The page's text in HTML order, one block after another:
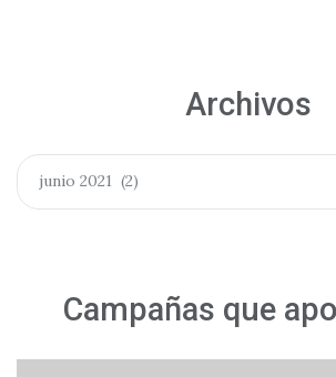
Archivos
Archivos
junio 2021 (2)
Campañas que